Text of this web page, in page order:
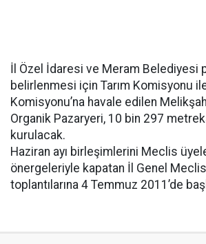
İl Özel İdaresi ve Meram Belediyesi
belirlenmesi için Tarım Komisyonu
Komisyonu’na havale edilen
Organik Pazaryeri, 10 bin 297
kurulacak.
Haziran ayı birleşimlerini Meclis
önergeleriyle kapatan İl Genel
toplantılarına 4 Temmuz 2011’de